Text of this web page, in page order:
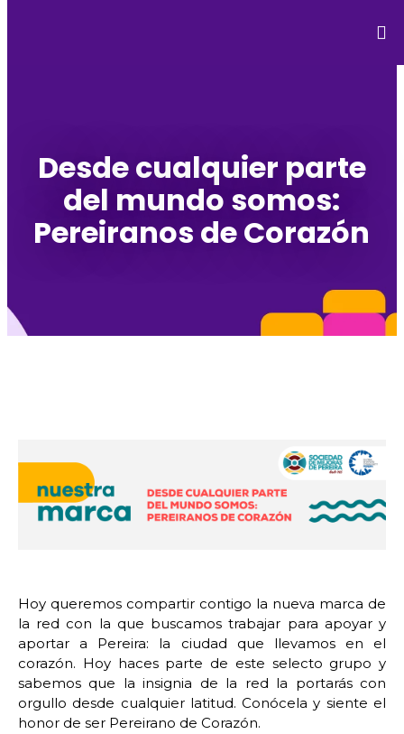
Desde cualquier parte
del mundo somos:
Pereiranos de Corazón
Hoy queremos compartir contigo la nueva marca de
la red con la que buscamos trabajar para apoyar y
aportar a Pereira: la ciudad que llevamos en el
corazón. Hoy haces parte de este selecto grupo y
sabemos que la insignia de la red la portarás con
orgullo desde cualquier latitud. Conócela y siente el
honor de ser Pereirano de Corazón.